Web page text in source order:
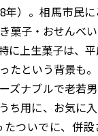
）。相馬市民に
菓子・おせんべ
に上生菓子は、
たという背景も。
ズナブルで老若
ち用に、お気に
たついでに、併